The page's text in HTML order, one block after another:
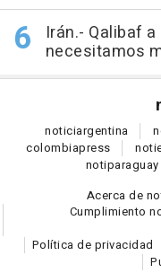
Irán.- Qalibaf
necesitamos
noticiargentina
colombiapress noti
notiparaguay
Acerca de
Cumplimiento
Política de privacidad